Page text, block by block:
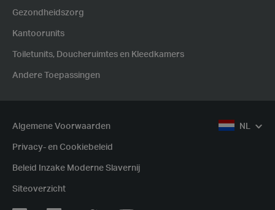
Gezondheidszorg
Kantoorunits
Toiletunits, Doucheruimtes en Kleedkamers
Andere Toepassingen
NL
Algemene Voorwaarden
Privacy- en Cookiebeleid
Beleid Inzake Moderne Slavernij
Siteoverzicht